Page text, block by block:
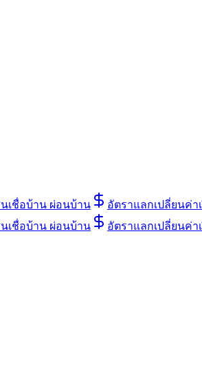
เชื่อบ้าน ผ่อนบ้าน อัตราแลกเปลี่ยนค่า
เชื่อบ้าน ผ่อนบ้าน อัตราแลกเปลี่ยนค่า